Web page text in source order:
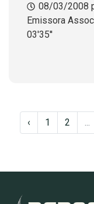
08/03/2008
Emissora
03'35''
‹ 1 2 ...